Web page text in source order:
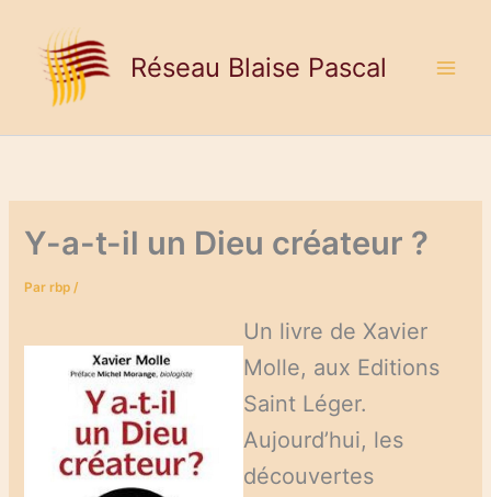
contenu
Réseau Blaise Pascal
Y-a-t-il un Dieu créateur ?
Parrbp/
Un livre de Xavier
Molle, aux Editions
Saint Léger.
Aujourd’hui, les
découvertes